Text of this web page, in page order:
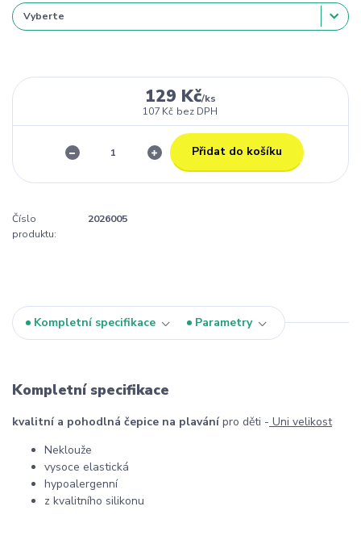
129 Kč/ks
107 Kč bez DPH
Přidat do košíku
Číslo
produktu:
2026005
Kompletní specifikace Parametry
Kompletní specifikace
kvalitní a pohodlná čepice na plavánípro děti - Uni velikost
Neklouže
vysoce elastická
hypoalergenní
z kvalitního silikonu